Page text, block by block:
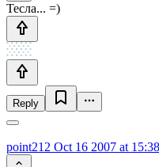
Тесла... =)
Reply
point212 Oct 16 2007 at 15:38